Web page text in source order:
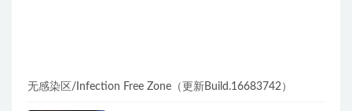
无感染区/Infection Free Zone（更新Build.16683742）